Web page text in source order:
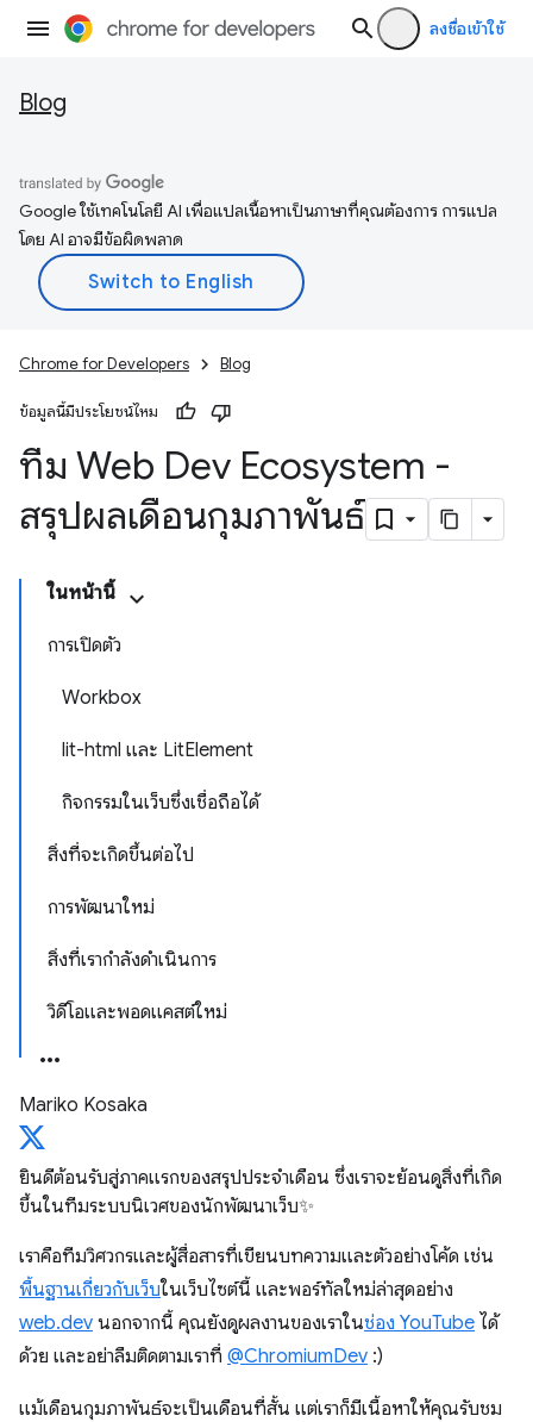
ลงชื่อเข้าใช้
Blog
Google ใช้เทคโนโลยี AI เพื่อแปลเนื้อหาเป็นภาษาที่คุณต้องการ การแปล
โดย AI อาจมีข้อผิดพลาด
Chrome for Developers Blog
ข้อมูลนี้มีประโยชน์ไหม
ทีม Web Dev Ecosystem -
สรุปผลเดือนกุมภาพันธ์
ในหน้านี้
การเปิดตัว
Workbox
lit-html และ LitElement
กิจกรรมในเว็บซึ่งเชื่อถือได้
สิ่งที่จะเกิดขึ้นต่อไป
การพัฒนาใหม่
สิ่งที่เรากำลังดำเนินการ
วิดีโอและพอดแคสต์ใหม่
Mariko Kosaka
ยินดีต้อนรับสู่ภาคแรกของสรุปประจำเดือน ซึ่งเราจะย้อนดูสิ่งที่เกิด
ขึ้นในทีมระบบนิเวศของนักพัฒนาเว็บ✨
เราคือทีมวิศวกรและผู้สื่อสารที่เขียนบทความและตัวอย่างโค้ด เช่น
พื้นฐานเกี่ยวกับเว็บในเว็บไซต์นี้ และพอร์ทัลใหม่ล่าสุดอย่าง
web.dev นอกจากนี้ คุณยังดูผลงานของเราในช่อง YouTube ได้
ด้วย และอย่าลืมติดตามเราที่ @ChromiumDev :)
แม้เดือนกุมภาพันธ์จะเป็นเดือนที่สั้น แต่เราก็มีเนื้อหาให้คุณรับชม